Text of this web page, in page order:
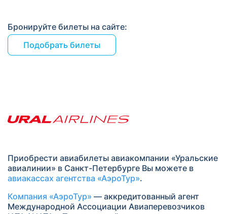
Бронируйте билеты на сайте:
Подобрать билеты
Приобрести авиабилеты авиакомпании «Уральские
авиалинии» в Санкт-Петербурге Вы можете в
авиакассах агентства «АэроТур».
Компания «АэроТур» — аккредитованный агент
Международной Ассоциации Авиаперевозчиков